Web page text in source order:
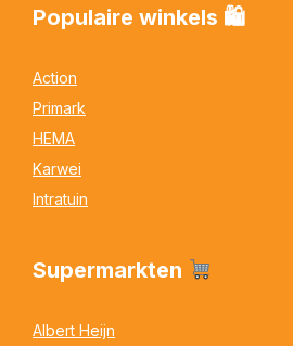
Populaire winkels 🛍
Action
Primark
HEMA
Karwei
Intratuin
Supermarkten
Albert Heijn